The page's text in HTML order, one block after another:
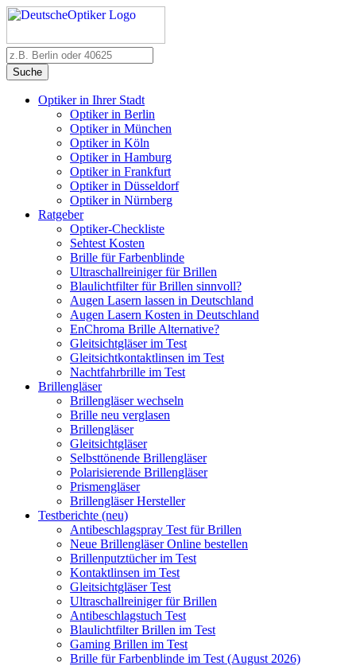
Suche
Optiker in Ihrer Stadt
Optiker in Berlin
Optiker in München
Optiker in Köln
Optiker in Hamburg
Optiker in Frankfurt
Optiker in Düsseldorf
Optiker in Nürnberg
Ratgeber
Optiker-Checkliste
Sehtest Kosten
Brille für Farbenblinde
Ultraschallreiniger für Brillen
Blaulichtfilter für Brillen sinnvoll?
Augen Lasern lassen in Deutschland
Augen Lasern Kosten in Deutschland
EnChroma Brille Alternative?
Gleitsichtgläser im Test
Gleitsichtkontaktlinsen im Test
Nachtfahrbrille im Test
Brillengläser
Brillengläser wechseln
Brille neu verglasen
Brillengläser
Gleitsichtgläser
Selbsttönende Brillengläser
Polarisierende Brillengläser
Prismengläser
Brillengläser Hersteller
Testberichte (neu)
Antibeschlagspray Test für Brillen
Neue Brillengläser Online bestellen
Brillenputztücher im Test
Kontaktlinsen im Test
Gleitsichtgläser Test
Ultraschallreiniger für Brillen
Antibeschlagstuch Test
Blaulichtfilter Brillen im Test
Gaming Brillen im Test
Brille für Farbenblinde im Test (August 2026)